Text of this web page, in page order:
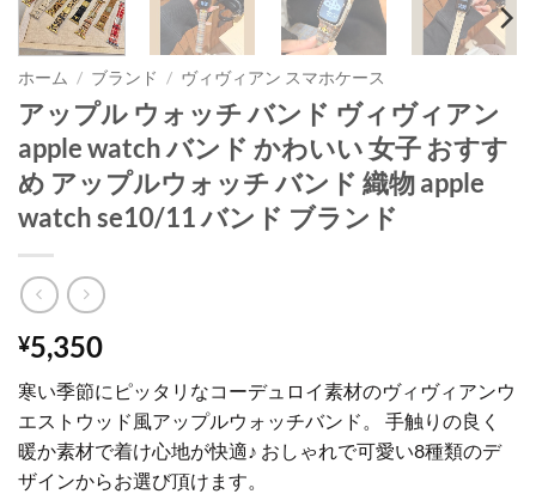
ホーム / ブランド / ヴィヴィアン スマホケース
アップル ウォッチ バンド ヴィヴィアン
apple watch バンド かわいい 女子 おすす
め アップルウォッチ バンド 織物 apple
watch se10/11 バンド ブランド
¥5,350
寒い季節にピッタリなコーデュロイ素材のヴィヴィアンウ
エストウッド風アップルウォッチバンド。 手触りの良く
暖か素材で着け心地が快適♪ おしゃれで可愛い8種類のデ
ザインからお選び頂けます。